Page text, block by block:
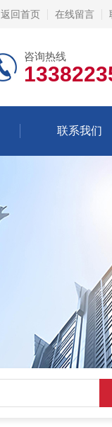
返回首页 在线留言
咨询热线
联系我们